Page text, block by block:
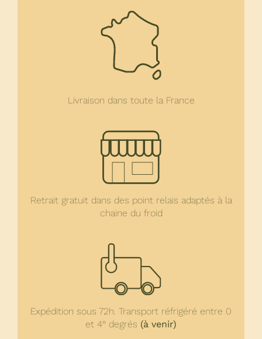
Livraison dans toute la France
Retrait gratuit dans des point relais adaptés à la
chaine du froid
Expédition sous 72h. Transport réfrigéré entre 0
et 4° degrés (à venir)